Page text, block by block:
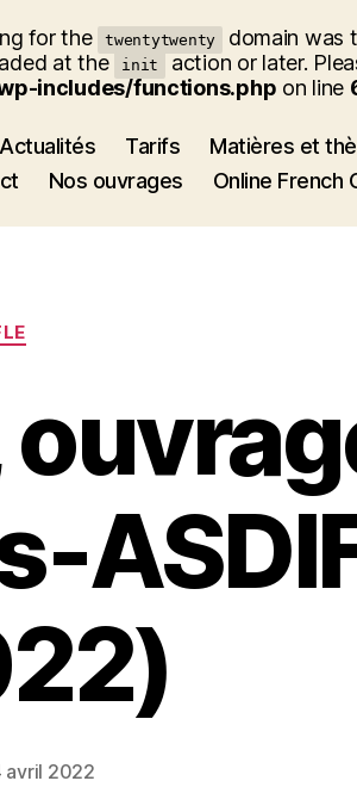
for the twentytwenty
domain was
at the
init action or later.
includes/functions.php on line
Actualités Tarifs
Matières et
Nos ouvrages Online French
avril 2022